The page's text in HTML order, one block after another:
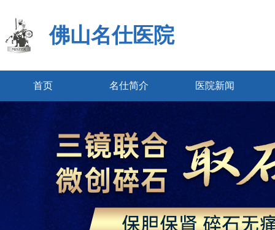
佛山名仕医院
首页 名仕简介 医院新闻